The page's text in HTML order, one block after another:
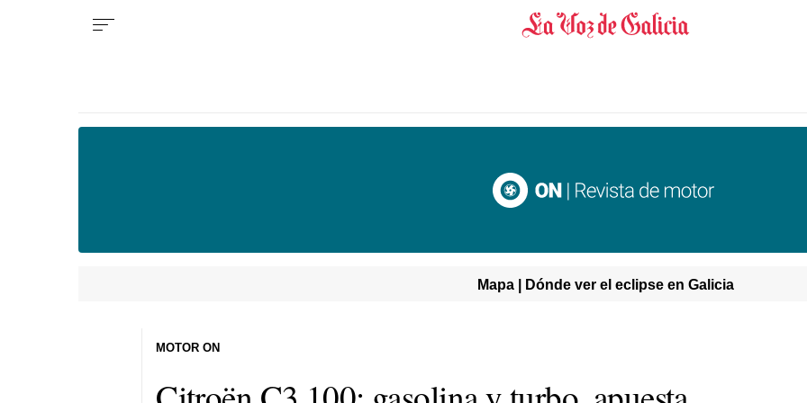
Mapa | Dónde ver el eclipse en Galicia
MOTOR ON